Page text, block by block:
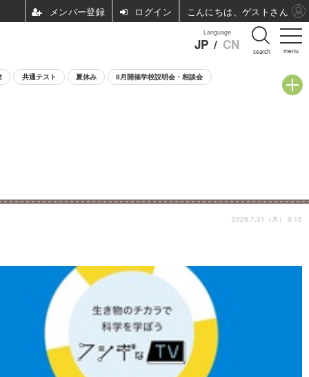
menu
Language
JP / CN search
共通テスト 夏休み 8月開催学校説明会・相談会
2025.7.31（木） 9:15
ログイン こんにちは、ゲストさん